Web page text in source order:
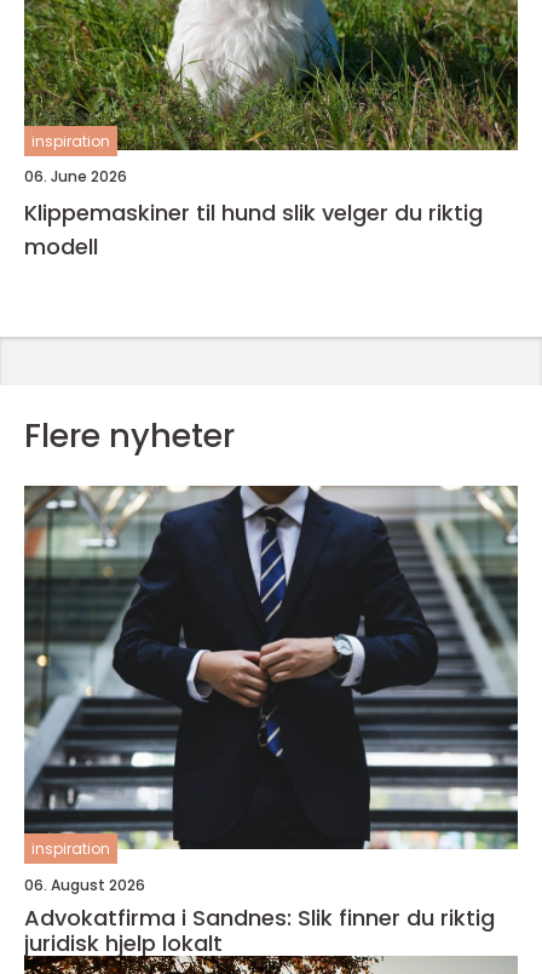
inspiration
06. June 2026
Klippemaskiner til hund slik velger du riktig
modell
Flere nyheter
inspiration
06. August 2026
Advokatfirma i Sandnes: Slik finner du riktig
juridisk hjelp lokalt